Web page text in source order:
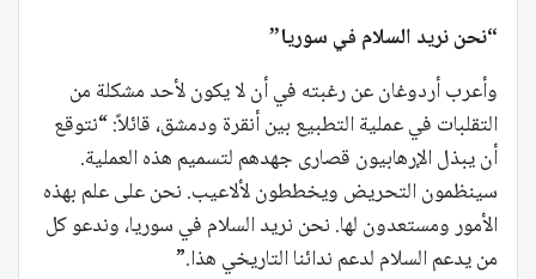
“نحن نريد السلام في سوريا”
وأعرب أردوغان عن رغبته في أن لا يكون لأحد مشكلة من
التقلبات في عملية التطبيع بين أنقرة ودمشق، قائلاً: “نتوقع
أن يبذل الإرهابيون قصارى جهدهم لتسميم هذه العملية.
سينظمون التحريض ويخططون لألاعيب. نحن على علم بهذه
الأمور ومستعدون لها. نحن نريد السلام في سوريا، وندعو كل
من يدعم السلام لدعم ندائنا التاريخي هذا.”